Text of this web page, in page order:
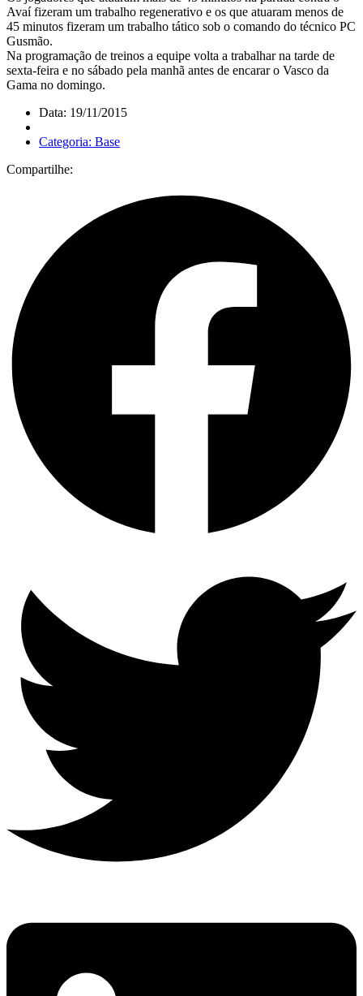
Avaí fizeram um trabalho regenerativo e os que atuaram menos de
45 minutos fizeram um trabalho tático sob o comando do técnico PC
Gusmão.
Na programação de treinos a equipe volta a trabalhar na tarde de
sexta-feira e no sábado pela manhã antes de encarar o Vasco da
Gama no domingo.
Data: 19/11/2015
Categoria: Base
Compartilhe: